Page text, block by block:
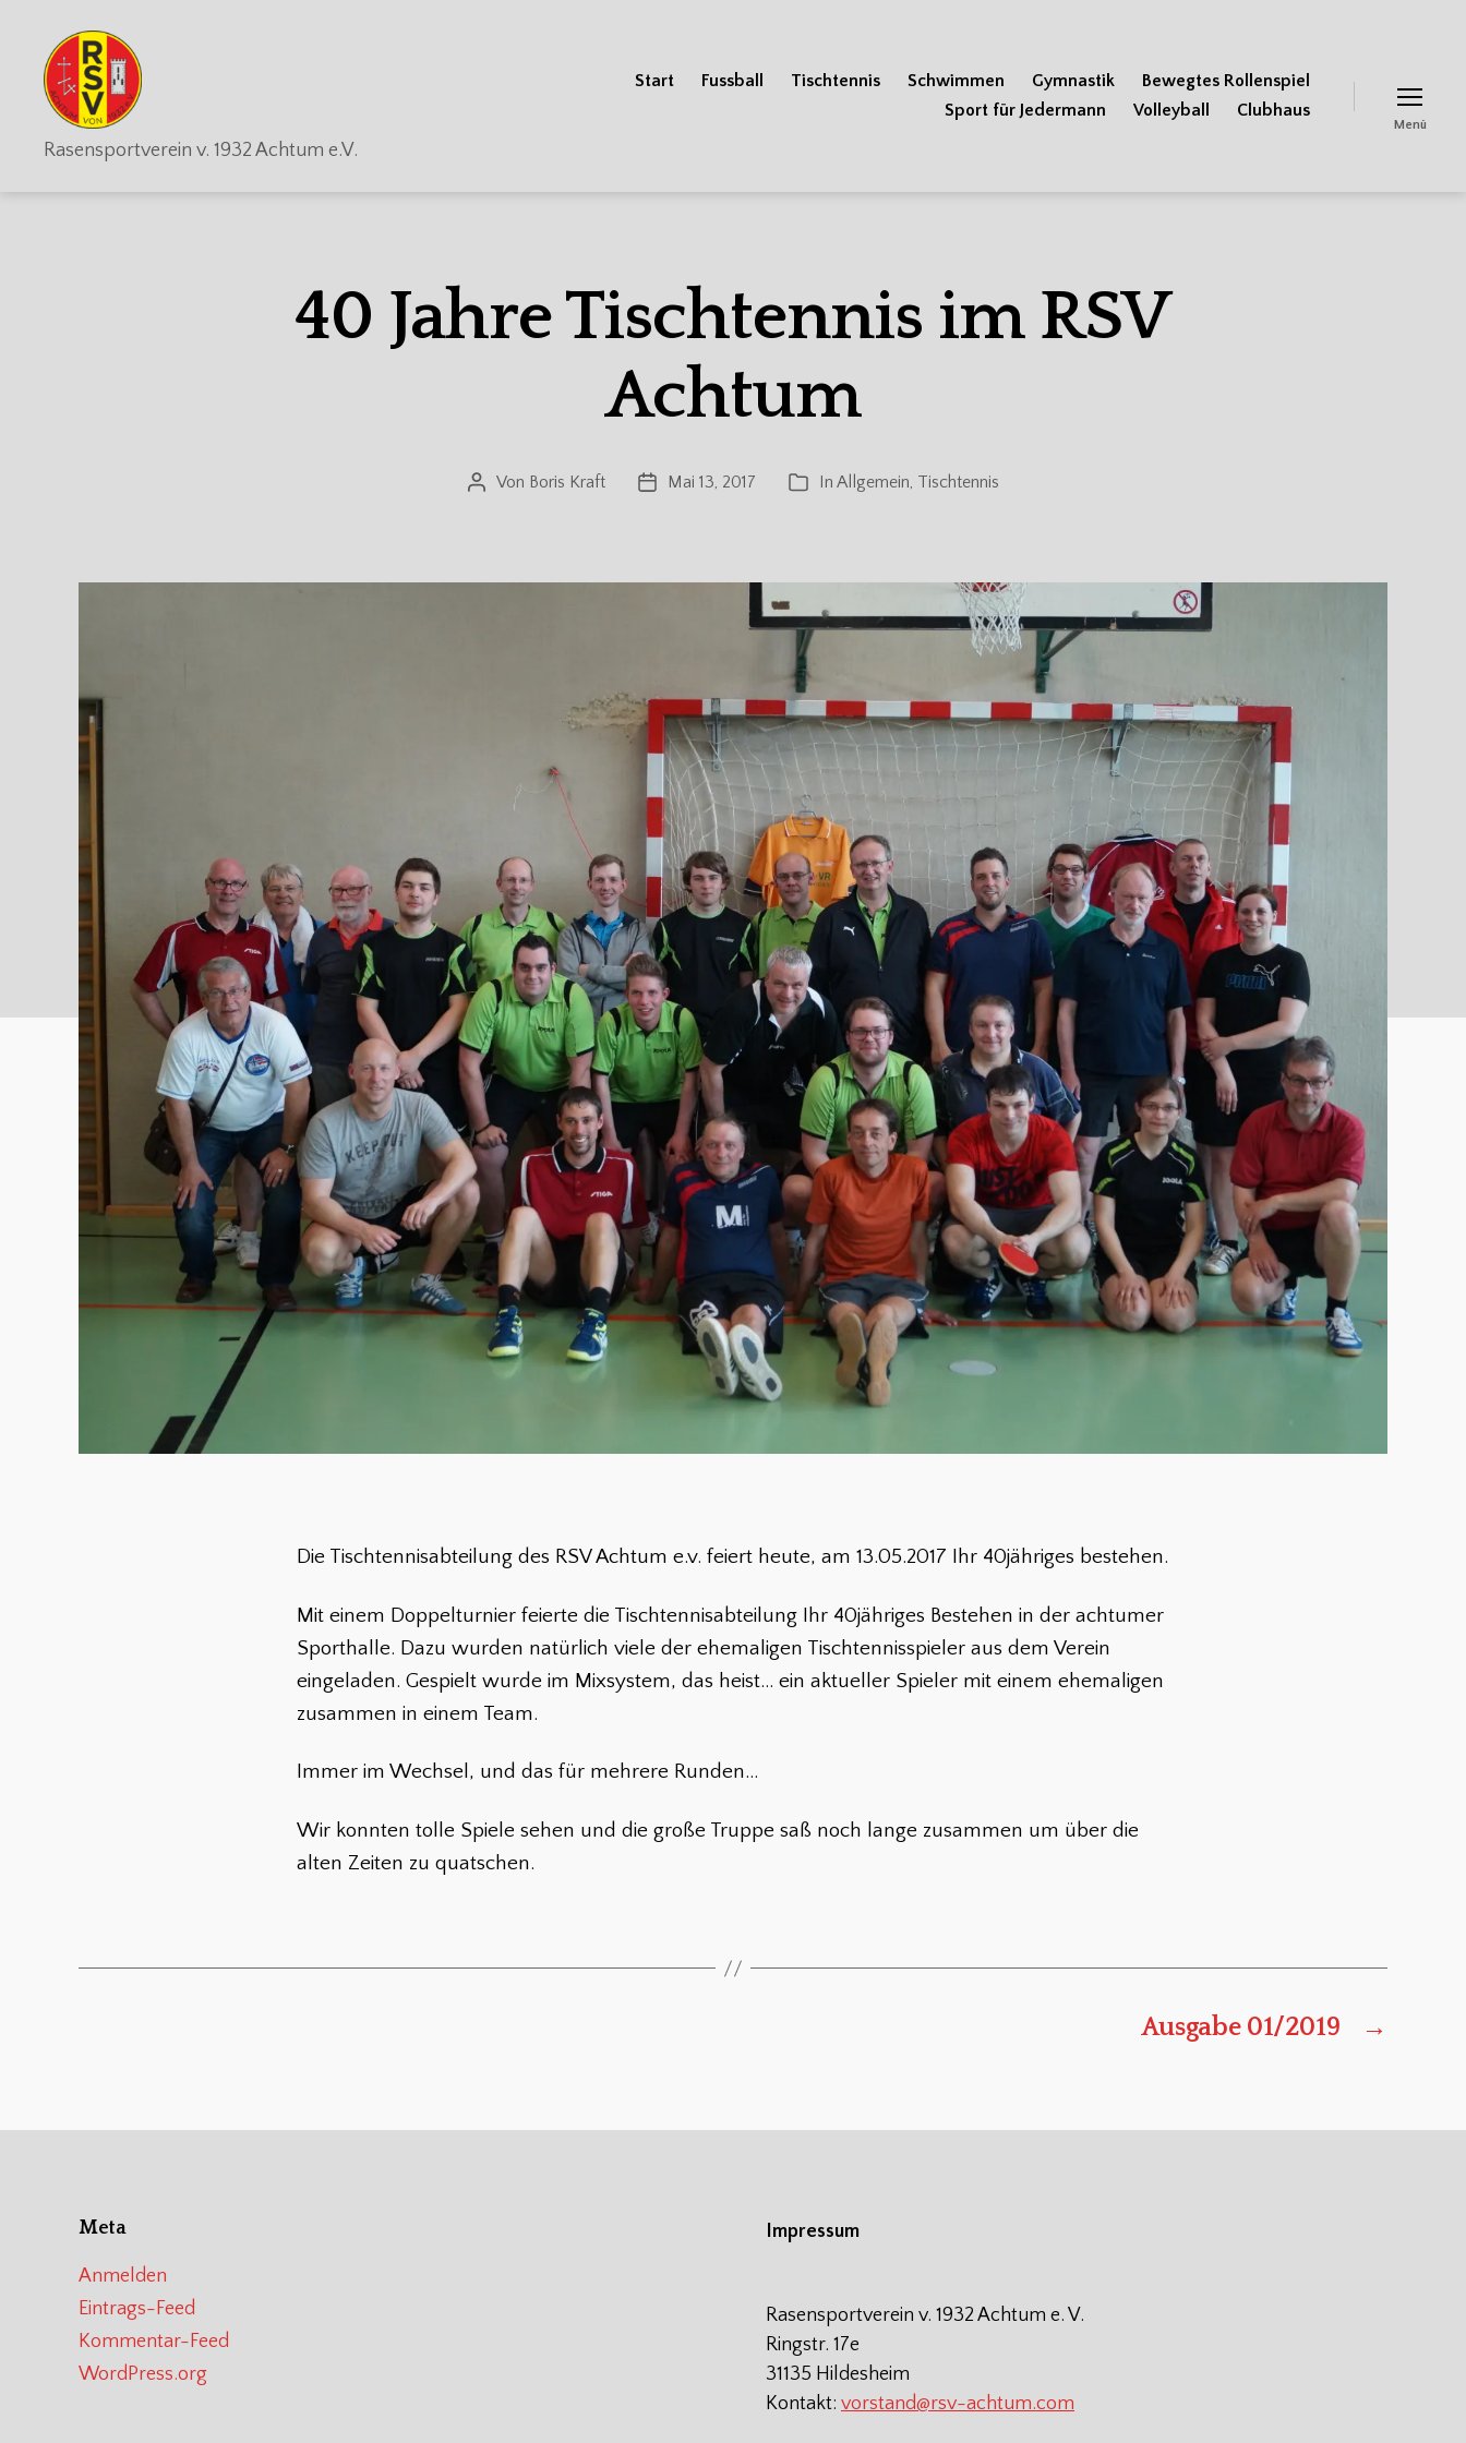
RSV
Achtum
Rasensportverein v. 1932 Achtum e.V.
Start Fussball Tischtennis Schwimmen Gymnastik
Bewegtes Rollenspiel
Sport für Jedermann
Volleyball Clubhaus
Menü
40 Jahre Tischtennis im RSV
Achtum
Beitragsautor
Von Boris Kraft Veröffentlichungsdatum
Mai 13, 2017 Kategorien
In Allgemein, Tischtennis
Die Tischtennisabteilung des RSV Achtum e.v. feiert heute, am 13.05.2017 Ihr 40jähriges bestehen.
Mit einem Doppelturnier feierte die Tischtennisabteilung Ihr 40jähriges Bestehen in der achtumer
Sporthalle. Dazu wurden natürlich viele der ehemaligen Tischtennisspieler aus dem Verein
eingeladen. Gespielt wurde im Mixsystem, das heist… ein aktueller Spieler mit einem ehemaligen
zusammen in einem Team.
Immer im Wechsel, und das für mehrere Runden…
Wir konnten tolle Spiele sehen und die große Truppe saß noch lange zusammen um über die
alten Zeiten zu quatschen.
→
Ausgabe 01/2019
Meta
Anmelden
Eintrags-Feed
Kommentar-Feed
WordPress.org
Impressum
Rasensportverein v. 1932 Achtum e. V.
Ringstr. 17e
31135 Hildesheim
Kontakt: vorstand@rsv-achtum.com